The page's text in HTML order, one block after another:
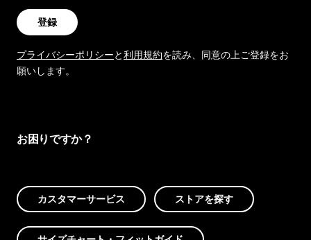
登録
プライバシーポリシーと利用規約を読み、同意の上ご登録をお
願いします。
お困りですか？
カスタマーサービス ストアを探す